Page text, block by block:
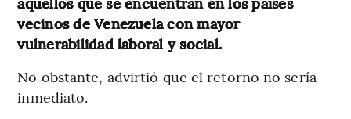
vecinos de Venezuela con mayor
vulnerabilidad laboral y social.
No obstante, advirtió que el retorno no sería
inmediato.